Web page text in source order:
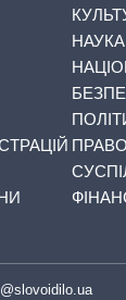
НАУКА
ПРАВО